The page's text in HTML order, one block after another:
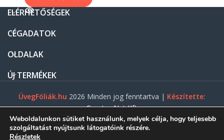
ELÉRHETŐSÉGEK
CÉGADATOK
OLDALAK
ÚJ TERMÉKEK
ÜvegFóliák.hu 2026 Minden jog fenntartva | Készítette:
Gasztro Net Kft.
Weboldalunkon sütiket használunk, melyek célja, hogy teljesebb
szolgáltatást nyújtsunk látogatóink részére.
Részletek